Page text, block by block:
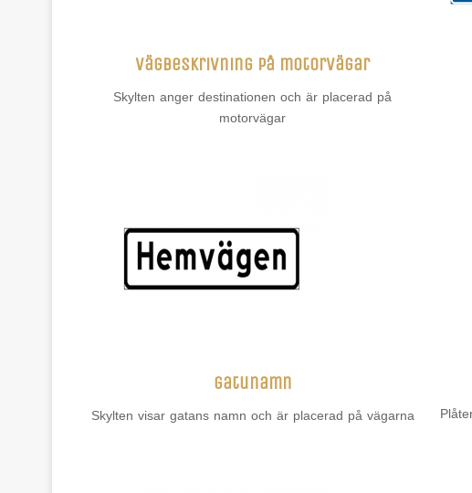
Vägbeskrivning på motorvägar
Skylten anger destinationen och är placerad på
motorvägar
gatunamn
Skylten visar gatans namn och är placerad på vägarna